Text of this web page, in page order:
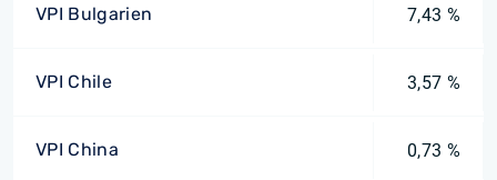
VPI Bulgarien 7,43 %
VPI Chile 3,57 %
VPI China 0,73 %